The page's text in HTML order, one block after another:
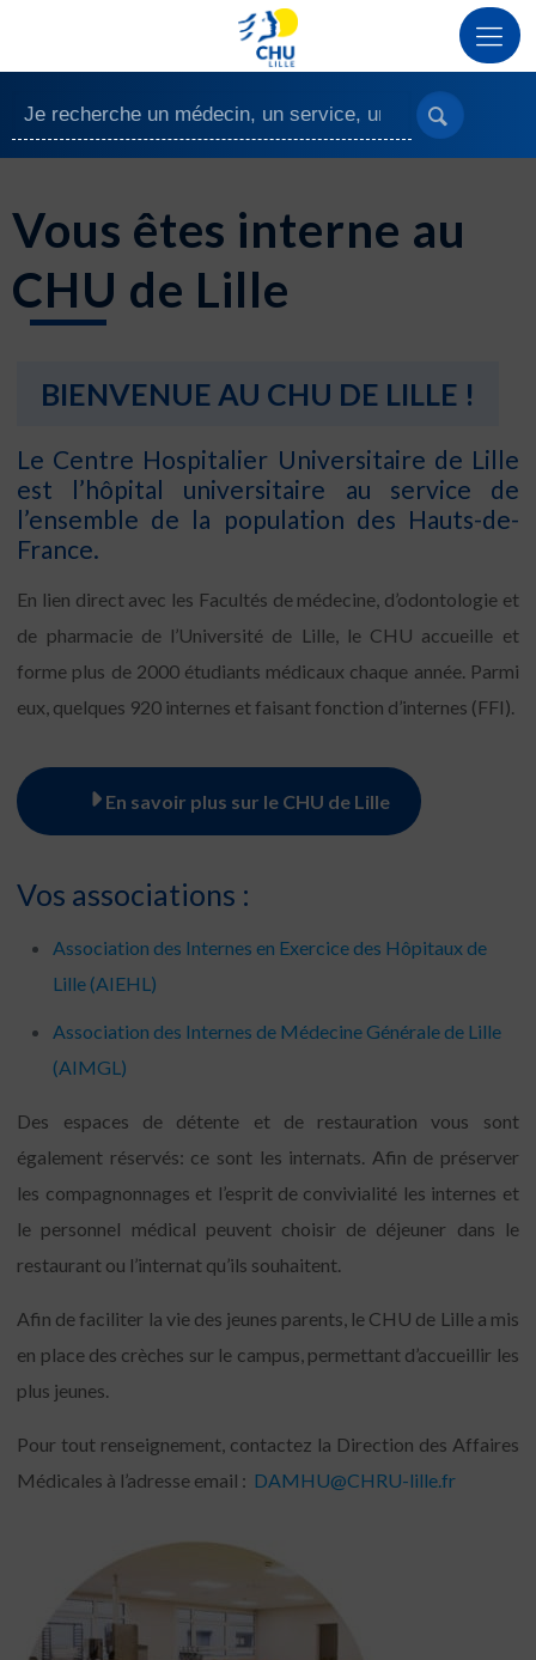
Vous êtes interne au
CHU de Lille
BIENVENUE AU CHU DE LILLE !
Le Centre Hospitalier Universitaire de Lille
est l’hôpital universitaire au service de
l’ensemble de la population des Hauts-de-
France.
En lien direct avec les Facultés de médecine, d’odontologie et
de pharmacie de l’Université de Lille, le CHU accueille et
forme plus de 2000 étudiants médicaux chaque année. Parmi
eux, quelques 920 internes et faisant fonction d’internes (FFI).
En savoir plus sur le CHU de Lille
Vos associations :
Association des Internes en Exercice des Hôpitaux de
Lille (AIEHL)
Association des Internes de Médecine Générale de Lille
(AIMGL)
Des espaces de détente et de restauration vous sont
également réservés: ce sont les internats. Afin de préserver
les compagnonnages et l’esprit de convivialité les internes et
le personnel médical peuvent choisir de déjeuner dans le
restaurant ou l’internat qu’ils souhaitent.
Afin de faciliter la vie des jeunes parents, le CHU de Lille a mis
en place des crèches sur le campus, permettant d’accueillir les
plus jeunes.
Pour tout renseignement, contactez la Direction des Affaires
Médicales à l’adresse email : DAMHU@CHRU-lille.fr